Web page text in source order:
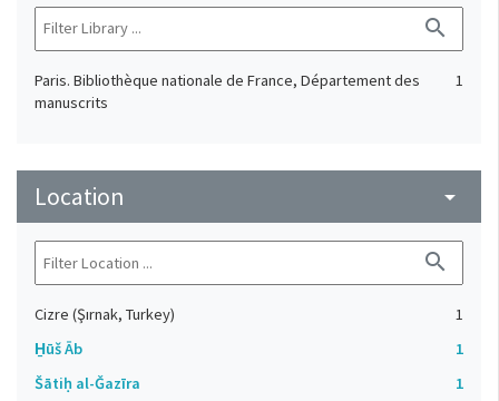
search
Paris. Bibliothèque nationale de France, Département des
manuscrits
1
Location arrow_drop_down
search
Cizre (Şırnak, Turkey)
1
H̱ūš Āb
1
Šātiḥ al-Ǧazīra
1